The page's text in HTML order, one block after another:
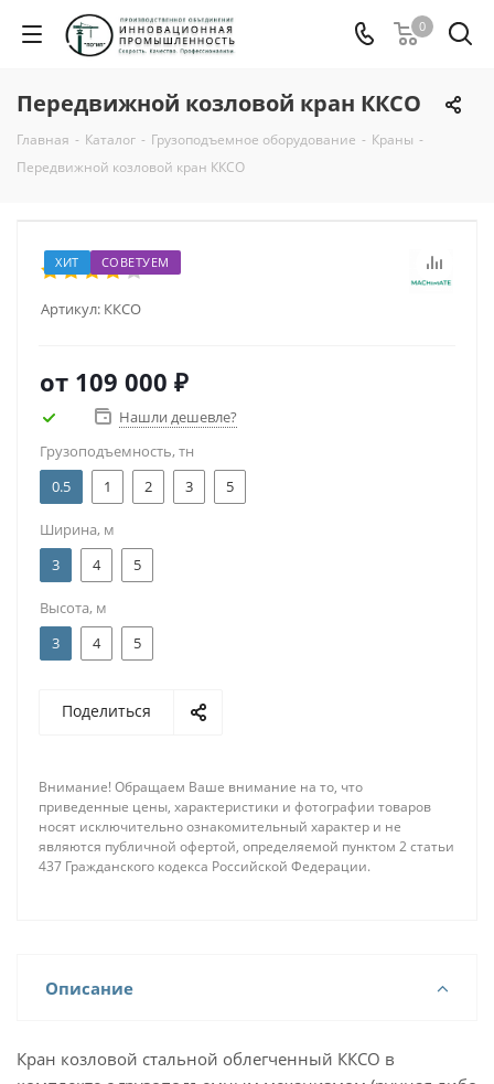
0
Передвижной козловой кран ККСО
Главная - Каталог - Грузоподъемное оборудование - Краны -
Передвижной козловой кран ККСО
ХИТ СОВЕТУЕМ
Артикул: ККСО
от 109 000 ₽
Нашли дешевле?
Грузоподъемность, тн
0.5
1 2 3 5
Ширина, м
3
4 5
Высота, м
3
4 5
Поделиться
Внимание! Обращаем Ваше внимание на то, что
приведенные цены, характеристики и фотографии товаров
носят исключительно ознакомительный характер и не
являются публичной офертой, определяемой пунктом 2 статьи
437 Гражданского кодекса Российской Федерации.
Описание
Кран козловой стальной облегченный ККСО в